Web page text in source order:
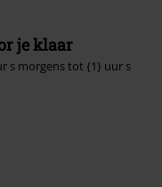
je klaar
s morgens tot {1} uur s